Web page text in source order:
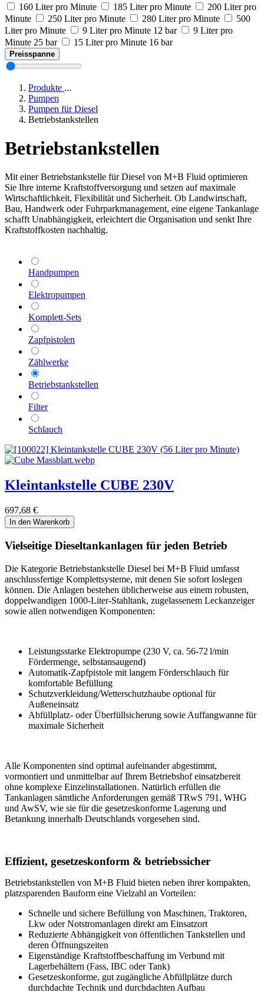
160 Liter pro Minute 185 Liter pro Minute
200 Liter pro
Minute
250 Liter pro Minute 280 Liter pro Minute
500
Liter pro Minute
9 Liter pro Minute 12 bar
9 Liter pro
Minute 25 bar
15 Liter pro Minute 16 bar
Preisspanne
Produkte ...
Pumpen
Pumpen für Diesel
Betriebstankstellen
Betriebstankstellen
Mit einer Betriebstankstelle für Diesel von M+B Fluid optimieren
Sie Ihre interne Kraftstoffversorgung und setzen auf maximale
Wirtschaftlichkeit, Flexibilität und Sicherheit. Ob Landwirtschaft,
Bau, Handwerk oder Fuhrparkmanagement, eine eigene Tankanlage
schafft Unabhängigkeit, erleichtert die Organisation und senkt Ihre
Kraftstoffkosten nachhaltig.
Handpumpen
Elektropumpen
Komplett-Sets
Zapfpistolen
Zählwerke
Betriebstankstellen
Filter
Schlauch
Kleintankstelle CUBE 230V
697,68 €
In den Warenkorb
Vielseitige Dieseltankanlagen für jeden Betrieb
Die Kategorie Betriebstankstelle Diesel bei M+B Fluid umfasst
anschlussfertige Komplettsysteme, mit denen Sie sofort loslegen
können. Die Anlagen bestehen üblicherweise aus einem robusten,
doppelwandigen 1000-Liter-Stahltank, zugelassenem Leckanzeiger
sowie allen notwendigen Komponenten:
Leistungsstarke Elektropumpe (230 V, ca. 56-72 l/min
Fördermenge, selbstansaugend)
Automatik-Zapfpistole mit langem Förderschlauch für
komfortable Befüllung
Schutzverkleidung/Wetterschutzhaube optional für
Außeneinsatz
Abfüllplatz- oder Überfüllsicherung sowie Auffangwanne für
maximale Sicherheit
Alle Komponenten sind optimal aufeinander abgestimmt,
vormontiert und unmittelbar auf Ihrem Betriebshof einsatzbereit
ohne komplexe Einzelinstallationen. Natürlich erfüllen die
Tankanlagen sämtliche Anforderungen gemäß TRwS 791, WHG
und AwSV, wie sie für die gesetzeskonforme Lagerung und
Betankung innerhalb Deutschlands vorgesehen sind.
Effizient, gesetzeskonform & betriebssicher
Betriebstankstellen von M+B Fluid bieten neben ihrer kompakten,
platzsparenden Bauform eine Vielzahl an Vorteilen:
Schnelle und sichere Befüllung von Maschinen, Traktoren,
Lkw oder Notstromanlagen direkt am Einsatzort
Reduzierte Abhängigkeit von öffentlichen Tankstellen und
deren Öffnungszeiten
Eigenständige Kraftstoffbeschaffung im Verbund mit
Lagerbehältern (Fass, IBC oder Tank)
Gesetzeskonforme, gut zugängliche Abfüllplätze durch
durchdachte Technik und durchdachten Aufbau